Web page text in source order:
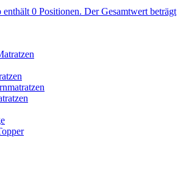
enthält 0 Positionen. Der Gesamtwert beträgt